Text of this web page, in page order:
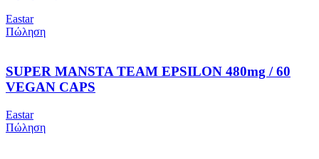
Eastar
Πώληση
SUPER MANSTA TEAM EPSILON 480mg / 60
VEGAN CAPS
Eastar
Πώληση